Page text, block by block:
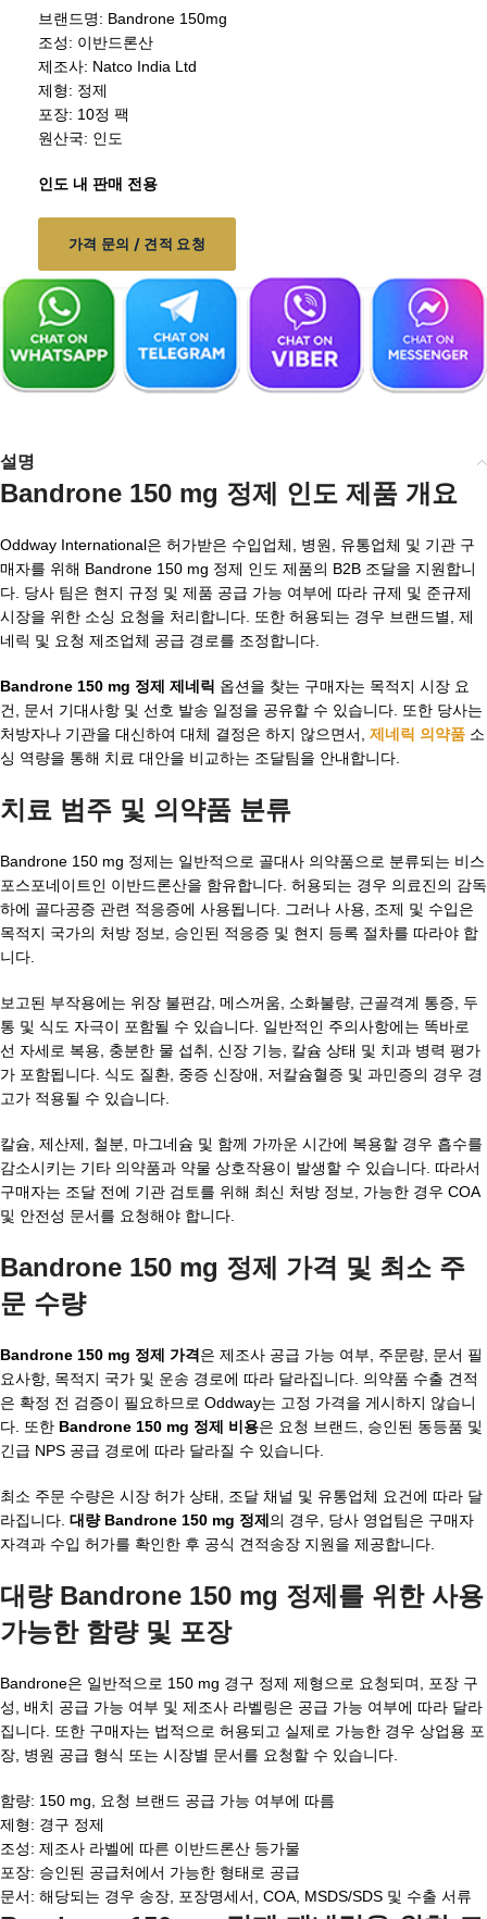
브랜드명: Bandrone 150mg
조성: 이반드론산
제조사: Natco India Ltd
제형: 정제
포장: 10정 팩
원산국: 인도
인도 내 판매 전용
가격 문의 / 견적 요청
설명
Bandrone 150 mg 정제 인도 제품 개요
Oddway International은 허가받은 수입업체, 병원, 유통업체 및 기관 구
매자를 위해 Bandrone 150 mg 정제 인도 제품의 B2B 조달을 지원합니
다. 당사 팀은 현지 규정 및 제품 공급 가능 여부에 따라 규제 및 준규제
시장을 위한 소싱 요청을 처리합니다. 또한 허용되는 경우 브랜드별, 제
네릭 및 요청 제조업체 공급 경로를 조정합니다.
Bandrone 150 mg 정제 제네릭 옵션을 찾는 구매자는 목적지 시장 요
건, 문서 기대사항 및 선호 발송 일정을 공유할 수 있습니다. 또한 당사는
처방자나 기관을 대신하여 대체 결정은 하지 않으면서, 제네릭 의약품 소
싱 역량을 통해 치료 대안을 비교하는 조달팀을 안내합니다.
치료 범주 및 의약품 분류
Bandrone 150 mg 정제는 일반적으로 골대사 의약품으로 분류되는 비스
포스포네이트인 이반드론산을 함유합니다. 허용되는 경우 의료진의 감독
하에 골다공증 관련 적응증에 사용됩니다. 그러나 사용, 조제 및 수입은
목적지 국가의 처방 정보, 승인된 적응증 및 현지 등록 절차를 따라야 합
니다.
보고된 부작용에는 위장 불편감, 메스꺼움, 소화불량, 근골격계 통증, 두
통 및 식도 자극이 포함될 수 있습니다. 일반적인 주의사항에는 똑바로
선 자세로 복용, 충분한 물 섭취, 신장 기능, 칼슘 상태 및 치과 병력 평가
가 포함됩니다. 식도 질환, 중증 신장애, 저칼슘혈증 및 과민증의 경우 경
고가 적용될 수 있습니다.
칼슘, 제산제, 철분, 마그네슘 및 함께 가까운 시간에 복용할 경우 흡수를
감소시키는 기타 의약품과 약물 상호작용이 발생할 수 있습니다. 따라서
구매자는 조달 전에 기관 검토를 위해 최신 처방 정보, 가능한 경우 COA
및 안전성 문서를 요청해야 합니다.
Bandrone 150 mg 정제 가격 및 최소 주
문 수량
Bandrone 150 mg 정제 가격은 제조사 공급 가능 여부, 주문량, 문서 필
요사항, 목적지 국가 및 운송 경로에 따라 달라집니다. 의약품 수출 견적
은 확정 전 검증이 필요하므로 Oddway는 고정 가격을 게시하지 않습니
다. 또한 Bandrone 150 mg 정제 비용은 요청 브랜드, 승인된 동등품 및
긴급 NPS 공급 경로에 따라 달라질 수 있습니다.
최소 주문 수량은 시장 허가 상태, 조달 채널 및 유통업체 요건에 따라 달
라집니다. 대량 Bandrone 150 mg 정제 의 경우, 당사 영업팀은 구매자
자격과 수입 허가를 확인한 후 공식 견적송장 지원을 제공합니다.
대량 Bandrone 150 mg 정제를 위한 사용
가능한 함량 및 포장
Bandrone은 일반적으로 150 mg 경구 정제 제형으로 요청되며, 포장 구
성, 배치 공급 가능 여부 및 제조사 라벨링은 공급 가능 여부에 따라 달라
집니다. 또한 구매자는 법적으로 허용되고 실제로 가능한 경우 상업용 포
장, 병원 공급 형식 또는 시장별 문서를 요청할 수 있습니다.
함량: 150 mg, 요청 브랜드 공급 가능 여부에 따름
제형: 경구 정제
조성: 제조사 라벨에 따른 이반드론산 등가물
포장: 승인된 공급처에서 가능한 형태로 공급
문서: 해당되는 경우 송장, 포장명세서, COA, MSDS/SDS 및 수출 서류